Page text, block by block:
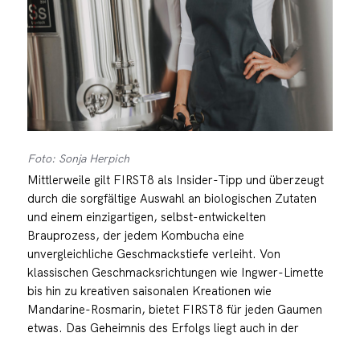
Foto: Sonja Herpich
Mittlerweile gilt FIRST8 als Insider-Tipp und überzeugt
durch die sorgfältige Auswahl an biologischen Zutaten
und einem einzigartigen, selbst-entwickelten
Brauprozess, der jedem Kombucha eine
unvergleichliche Geschmackstiefe verleiht. Von
klassischen Geschmacksrichtungen wie Ingwer-Limette
bis hin zu kreativen saisonalen Kreationen wie
Mandarine-Rosmarin, bietet FIRST8 für jeden Gaumen
etwas. Das Geheimnis des Erfolgs liegt auch in der